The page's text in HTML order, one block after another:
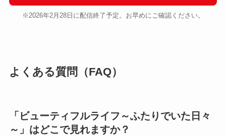
※2026年2月28日に配信終了予定。お早めにご確認ください。
よくある質問（FAQ）
「ビューティフルライフ～ふたりでいた日々
～」はどこで見れますか？